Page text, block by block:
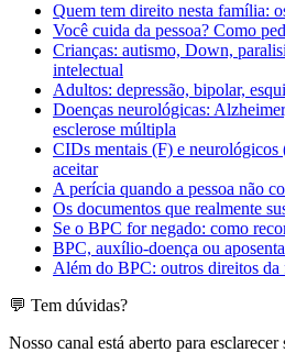
Quem tem direito nesta família:
Você cuida da pessoa? Como
Crianças: autismo, Down,
intelectual
Adultos: depressão, bipolar,
Doenças neurológicas:
esclerose múltipla
CIDs mentais (F) e neurológicos
aceitar
A perícia quando a pessoa não
Os documentos que realmente
Se o BPC for negado: como
BPC, auxílio-doença ou
Além do BPC: outros direitos da
💬 Tem dúvidas?
Nosso canal está aberto para esclarecer